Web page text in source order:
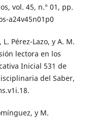
vol. 45, n.° 01, pp.
a24v45n01p0
Pérez-Lazo, y A. M.
lectora en los
Inicial 531 de
del Saber,
y M.